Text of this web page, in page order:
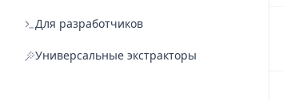
Для разработчиков
Универсальные экстракторы